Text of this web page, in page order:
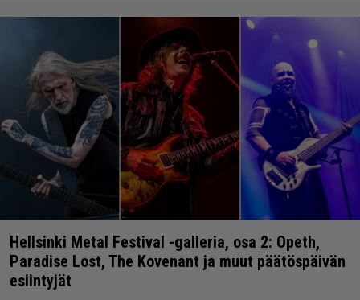
Hellsinki Metal Festival -galleria, osa 2: Opeth,
Paradise Lost, The Kovenant ja muut päätöspäivän
esiintyjät